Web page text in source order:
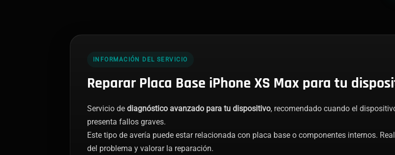
Max
INFORMACIÓN DEL SERVICIO
Reparar Placa Base iPhone XS Max para tu
Servicio de diagnóstico avanzado para tu dispositivo, recomendado cuando el
presenta fallos graves.
Este tipo de avería puede estar relacionada con placa base o componentes internos.
del problema y valorar la reparación.